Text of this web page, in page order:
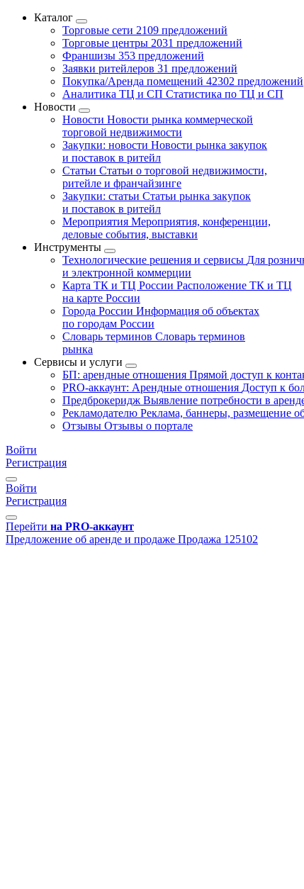
Каталог
Торговые сети 2109 предложений
Торговые центры 2031 предложений
Франшизы 353 предложений
Заявки ритейлеров 31 предложений
Покупка/Аренда помещений 42302 предложений
Аналитика ТЦ и СП Статистика по ТЦ и СП
Новости
Новости Новости рынка коммерческой
торговой недвижимости
Закупки: новости Новости рынка закупок
и поставок в ритейл
Статьи Статьи о торговой недвижимости,
ритейле и франчайзинге
Закупки: статьи Статьи рынка закупок
и поставок в ритейл
Мероприятия Мероприятия, конференции,
деловые события, выставки
Инструменты
Технологические решения и сервисы Для
и электронной коммерции
Карта ТК и ТЦ России Расположение ТК и ТЦ
на карте России
Города России Информация об объектах
по городам России
Словарь терминов Словарь терминов
рынка
Сервисы и услуги
БП: арендные отношения Прямой доступ к
PRO-аккаунт: Арендные отношения Доступ к
Предброкеридж Выявление потребности в
Рекламодателю Реклама, баннеры, размещение
Отзывы Отзывы о портале
Войти
Регистрация
Войти
Регистрация
Перейти на PRO-аккаунт
Предложение об аренде и продаже Продажа 125102